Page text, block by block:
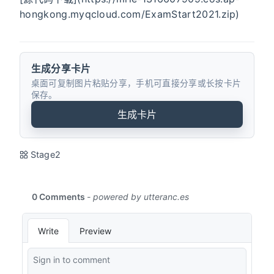
hongkong.myqcloud.com/ExamStart2021.zip)
生成分享卡片
桌面可复制图片粘贴分享，手机可直接分享或长按卡片
保存。
生成卡片
Stage2